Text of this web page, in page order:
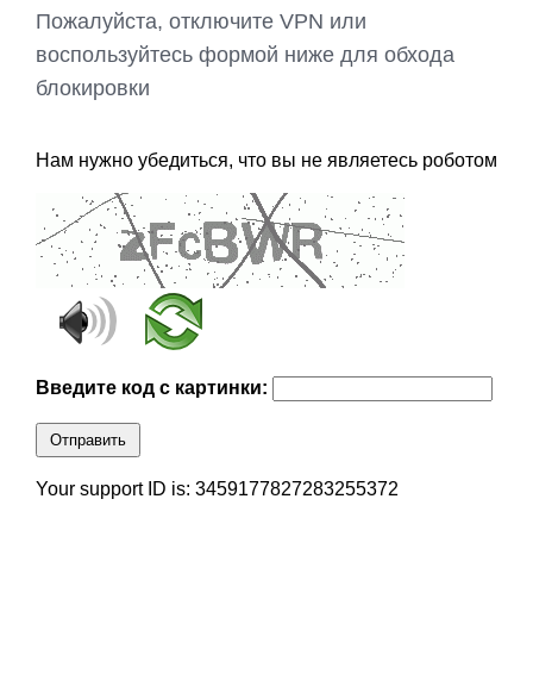
Пожалуйста, отключите VPN или
воспользуйтесь формой ниже для обхода
блокировки
Нам нужно убедиться, что вы не являетесь роботом
Введите код с картинки:
Отправить
Your support ID is: 3459177827283255372